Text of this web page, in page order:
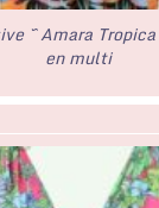
~ Amara
en multi